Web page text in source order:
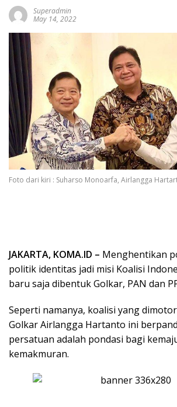
Superadmin
May 14, 2022
Foto dari kiri : Suharso Monoarfa, Airlangga
JAKARTA, KOMA.ID – Menghentikan
politik identitas jadi misi Koalisi
baru saja dibentuk Golkar, PAN dan
Seperti namanya, koalisi yang
Golkar Airlangga Hartanto ini
persatuan adalah pondasi bagi
kemakmuran.